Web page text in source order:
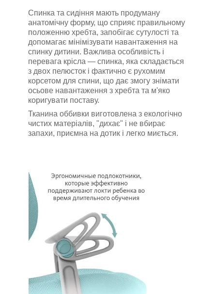
Спинка та сидіння мають продуману
анатомічну форму, що сприяє правильному
положенню хребта, запобігає сутулості та
допомагає мінімізувати навантаження на
спинку дитини. Важлива особливість і
перевага крісла — спинка, яка складається
з двох пелюсток і фактично є рухомим
корсетом для спини, що дає змогу знімати
осьове навантаження з хребта та м'яко
коригувати поставу.
Тканина оббивки виготовлена з екологічно
чистих матеріалів, "дихає" і не вбирає
запахи, приємна на дотик і легко миється.